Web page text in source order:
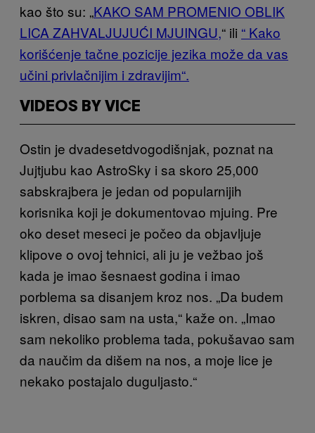
kao što su: „KAKO SAM PROMENIO OBLIK
LICA ZAHVALJUJUĆI MJUINGU,“ ili “ Kako
korišćenje tačne pozicije jezika može da vas
učini privlačnijim i zdravijim“.
VIDEOS BY VICE
Ostin je dvadesetdvogodišnjak, poznat na
Jujtjubu kao AstroSky i sa skoro 25,000
sabskrajbera je jedan od popularnijih
korisnika koji je dokumentovao mjuing. Pre
oko deset meseci je počeo da objavljuje
klipove o ovoj tehnici, ali ju je vežbao još
kada je imao šesnaest godina i imao
porblema sa disanjem kroz nos. „Da budem
iskren, disao sam na usta,“ kaže on. „Imao
sam nekoliko problema tada, pokušavao sam
da naučim da dišem na nos, a moje lice je
nekako postajalo duguljasto.“